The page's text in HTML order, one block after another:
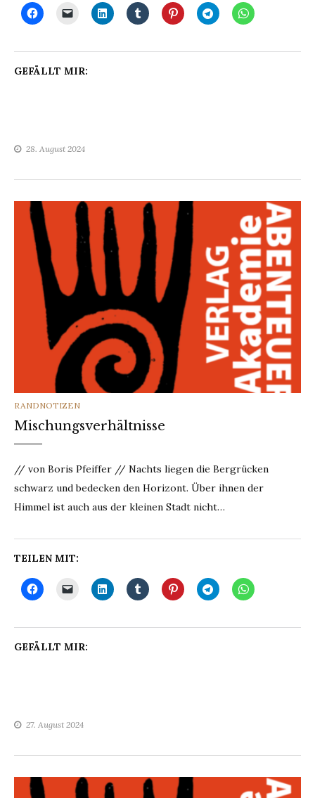
GEFÄLLT MIR:
28. August 2024
CATEGORIES
RANDNOTIZEN
Mischungsverhältnisse
// von Boris Pfeiffer // Nachts liegen die Bergrücken
schwarz und bedecken den Horizont. Über ihnen der
Himmel ist auch aus der kleinen Stadt nicht…
TEILEN MIT:
GEFÄLLT MIR:
27. August 2024